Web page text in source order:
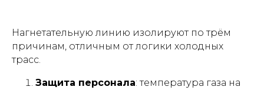
Нагнетательную линию изолируют по трём
причинам, отличным от логики холодных
трасс.
Защита персонала: температура газа на